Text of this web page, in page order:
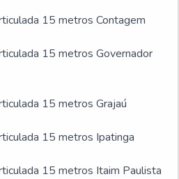
15 metros Contagem
15 metros Governador
15 metros Grajaú
15 metros Ipatinga
15 metros Itaim Paulista